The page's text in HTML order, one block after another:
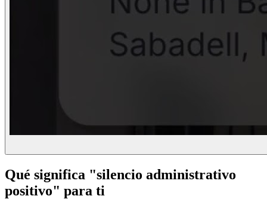
Qué significa "silencio administrativo
positivo" para ti